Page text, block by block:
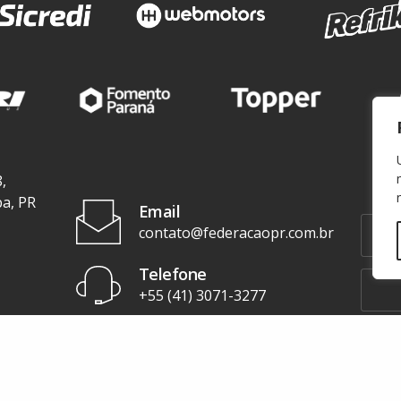
PR
Email
contato@federacaopr.com.br
Telefone
+55 (41) 3071-3277